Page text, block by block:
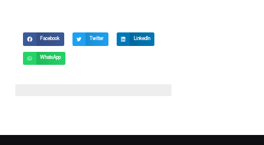
Facebook Twitter LinkedIn
WhatsApp